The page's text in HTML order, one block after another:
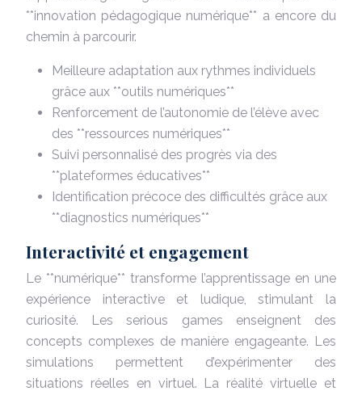
**innovation pédagogique numérique** a encore du
chemin à parcourir.
Meilleure adaptation aux rythmes individuels
grâce aux **outils numériques**
Renforcement de l’autonomie de l’élève avec
des **ressources numériques**
Suivi personnalisé des progrès via des
**plateformes éducatives**
Identification précoce des difficultés grâce aux
**diagnostics numériques**
Interactivité et engagement
Le **numérique** transforme l’apprentissage en une
expérience interactive et ludique, stimulant la
curiosité. Les serious games enseignent des
concepts complexes de manière engageante. Les
simulations permettent d’expérimenter des
situations réelles en virtuel. La réalité virtuelle et